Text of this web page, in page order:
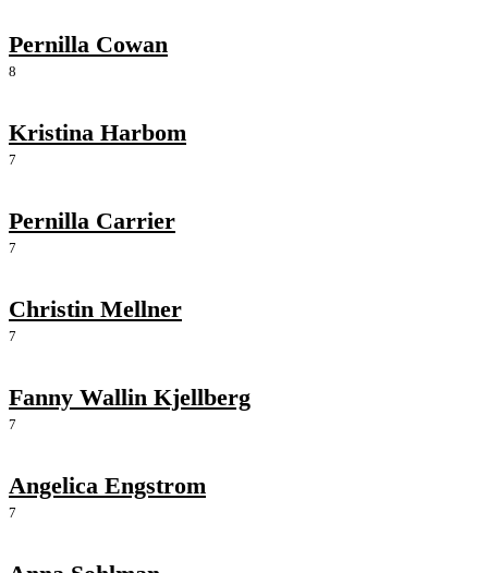
Pernilla Cowan
8
Kristina Harbom
7
Pernilla Carrier
7
Christin Mellner
7
Fanny Wallin Kjellberg
7
Angelica Engstrom
7